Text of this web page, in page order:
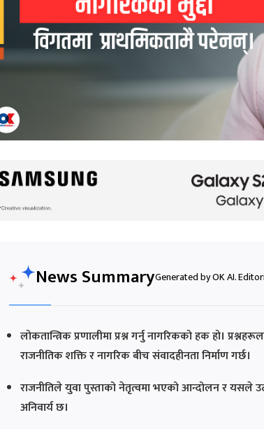
News SummaryGenerated by OK AI.
लोकतान्त्रिक प्रणालीमा प्रश्न गर्नु नागरिकको हक हो।
राजनीतिक शक्ति र नागरिक बीच संवादहीनता निर्माण गर्छ।
राजनीतिले युवा पुस्ताको नेतृत्वमा भएको आन्दोलन र यसले
अनिवार्य छ।